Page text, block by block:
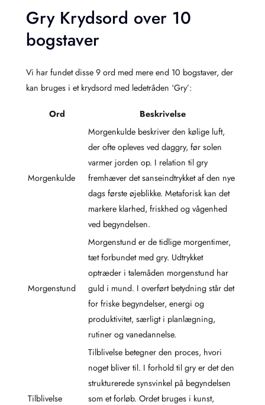
Gry Krydsord over 10
bogstaver
Vi har fundet disse 9 ord med mere end 10 bogstaver, der
kan bruges i et krydsord med ledetråden ‘Gry’:
Ord Beskrivelse
Morgenkulde
Morgenkulde beskriver den kølige luft,
der ofte opleves ved daggry, før solen
varmer jorden op. I relation til gry
fremhæver det sanseindtrykket af den nye
dags første øjeblikke. Metaforisk kan det
markere klarhed, friskhed og vågenhed
ved begyndelsen.
Morgenstund
Morgenstund er de tidlige morgentimer,
tæt forbundet med gry. Udtrykket
optræder i talemåden morgenstund har
guld i mund. I overført betydning står det
for friske begyndelser, energi og
produktivitet, særligt i planlægning,
rutiner og vanedannelse.
Tilblivelse
Tilblivelse betegner den proces, hvori
noget bliver til. I forhold til gry er det den
strukturerede synsvinkel på begyndelsen
som et forløb. Ordet bruges i kunst,